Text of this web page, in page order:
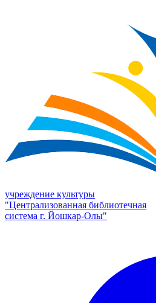
учреждение культуры
"Централизованная библиотечная
система г. Йошкар-Олы"